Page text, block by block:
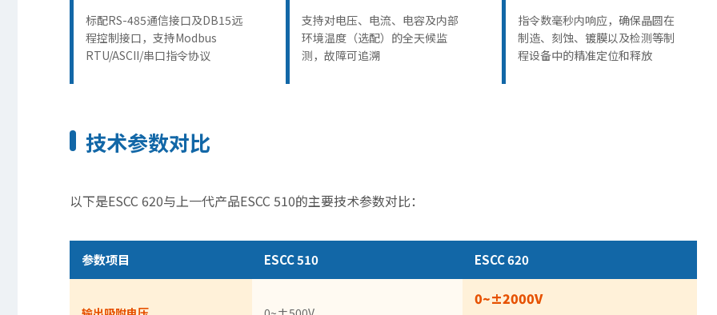
标配RS-485通信接口及DB15远
程控制接口，支持Modbus
RTU/ASCII/串口指令协议
支持对电压、电流、电容及内部
环境温度（选配）的全天候监
测，故障可追溯
指令数毫秒内响应，确保晶圆在
制造、刻蚀、镀膜以及检测等制
程设备中的精准定位和释放
技术参数对比
以下是ESCC 620与上一代产品ESCC 510的主要技术参数对比：
参数项目 ESCC 510 ESCC 620
0~±2000V